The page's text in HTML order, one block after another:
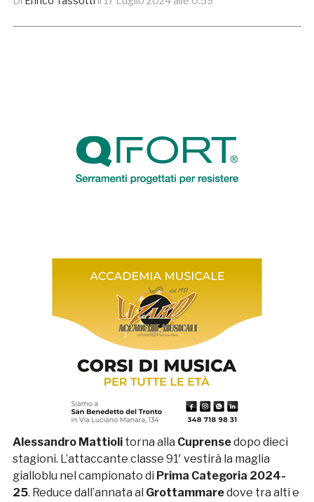
Alessandro Mattiolitorna alla Cuprensedopo dieci
stagioni. L’attaccante classe 91′ vestirà la maglia
gialloblu nel campionato di Prima Categoria 2024-
25. Reduce dall’annata al Grottammaredove tra alti e